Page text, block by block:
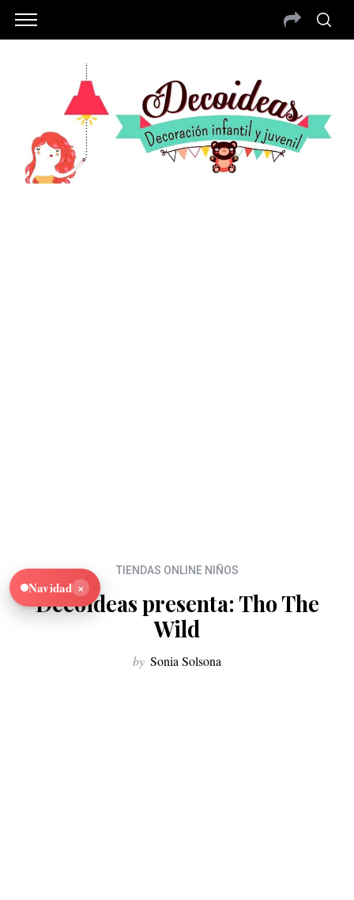
TIENDAS ONLINE NIÑOS
Decoideas presenta: Tho The
Wild
by Sonia Solsona
Navidad ×